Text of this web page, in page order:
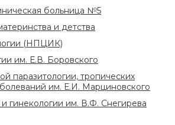
больница №5
и детства
(НПЦИК)
им. Е.В. Боровского
паразитологии, тропических
им. Е.И. Марциновского
гинекологии им. В.Ф. Снегирева